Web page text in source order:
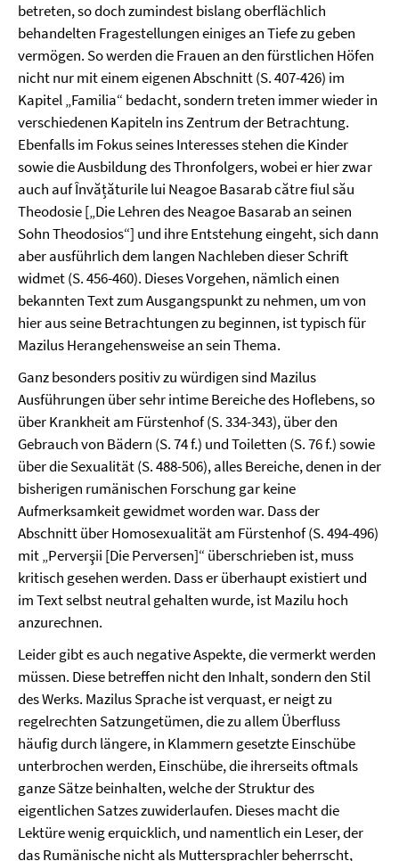
betreten, so doch zumindest bislang oberflächlich
behandelten Fragestellungen einiges an Tiefe zu geben
vermögen. So werden die Frauen an den fürstlichen Höfen
nicht nur mit einem eigenen Abschnitt (S. 407-426) im
Kapitel „Familia“ bedacht, sondern treten immer wieder in
verschiedenen Kapiteln ins Zentrum der Betrachtung.
Ebenfalls im Fokus seines Interesses stehen die Kinder
sowie die Ausbildung des Thronfolgers, wobei er hier zwar
auch auf Învățăturile lui Neagoe Basarab către fiul său
Theodosie [„Die Lehren des Neagoe Basarab an seinen
Sohn Theodosios“] und ihre Entstehung eingeht, sich dann
aber ausführlich dem langen Nachleben dieser Schrift
widmet (S. 456-460). Dieses Vorgehen, nämlich einen
bekannten Text zum Ausgangspunkt zu nehmen, um von
hier aus seine Betrachtungen zu beginnen, ist typisch für
Mazilus Herangehensweise an sein Thema.
Ganz besonders positiv zu würdigen sind Mazilus
Ausführungen über sehr intime Bereiche des Hoflebens, so
über Krankheit am Fürstenhof (S. 334-343), über den
Gebrauch von Bädern (S. 74 f.) und Toiletten (S. 76 f.) sowie
über die Sexualität (S. 488-506), alles Bereiche, denen in der
bisherigen rumänischen Forschung gar keine
Aufmerksamkeit gewidmet worden war. Dass der
Abschnitt über Homosexualität am Fürstenhof (S. 494-496)
mit „Perverşii [Die Perversen]“ überschrieben ist, muss
kritisch gesehen werden. Dass er überhaupt existiert und
im Text selbst neutral gehalten wurde, ist Mazilu hoch
anzurechnen.
Leider gibt es auch negative Aspekte, die vermerkt werden
müssen. Diese betreffen nicht den Inhalt, sondern den Stil
des Werks. Mazilus Sprache ist verquast, er neigt zu
regelrechten Satzungetümen, die zu allem Überfluss
häufig durch längere, in Klammern gesetzte Einschübe
unterbrochen werden, Einschübe, die ihrerseits oftmals
ganze Sätze beinhalten, welche der Struktur des
eigentlichen Satzes zuwiderlaufen. Dieses macht die
Lektüre wenig erquicklich, und namentlich ein Leser, der
das Rumänische nicht als Muttersprachler beherrscht,